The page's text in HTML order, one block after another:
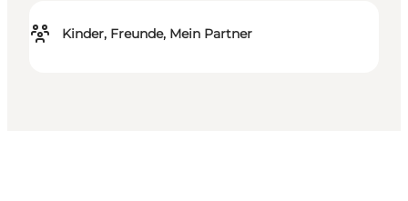
Kinder, Freunde, Mein Partner